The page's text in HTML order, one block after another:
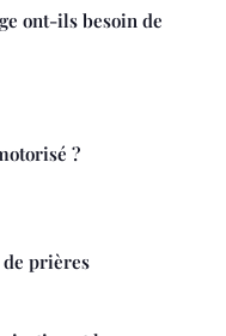
ont-ils besoin de
?
prières